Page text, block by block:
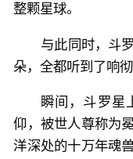
整颗星球。
与此同时，斗
朵，全都听到了响
瞬间，斗罗星
仰，被世人尊称为
洋深处的十万年魂